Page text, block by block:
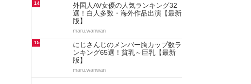
14
外国人AV女優の人気ランキング32
選！白人多数・海外作品出演【最新
版】
maru.wanwan
15
にじさんじのメンバー胸カップ数ラ
ンキング65選！貧乳～巨乳【最新
版】
maru.wanwan